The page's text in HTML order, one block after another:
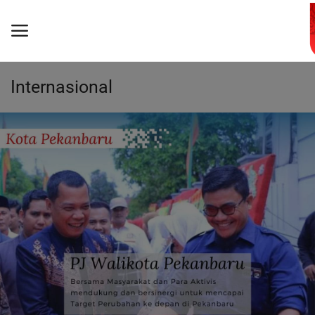
Beranda
Advetorial
Video Streaming
Politik
TNI/POLRI
Hukrim
Teknologi
Internasional